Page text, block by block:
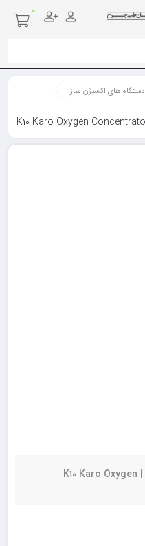
۰
دستگاه های اکسیژن ساز
دستگاه اکسیژن ساز ۱۰ لیتری کارو | K۱۰ Karo Oxygen